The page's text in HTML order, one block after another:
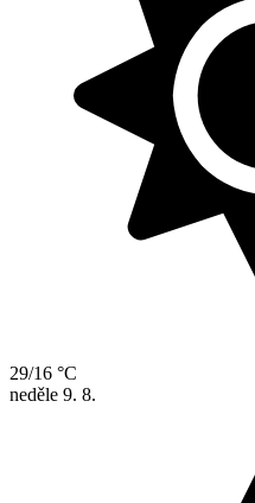
29/16 °C
neděle 9. 8.